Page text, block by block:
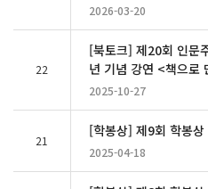
2026-03-20
22
[북토크] 제20회 인문
년 기념 강연 <책으로
2025-10-27
21
[학봉상] 제9회 학봉
2025-04-18